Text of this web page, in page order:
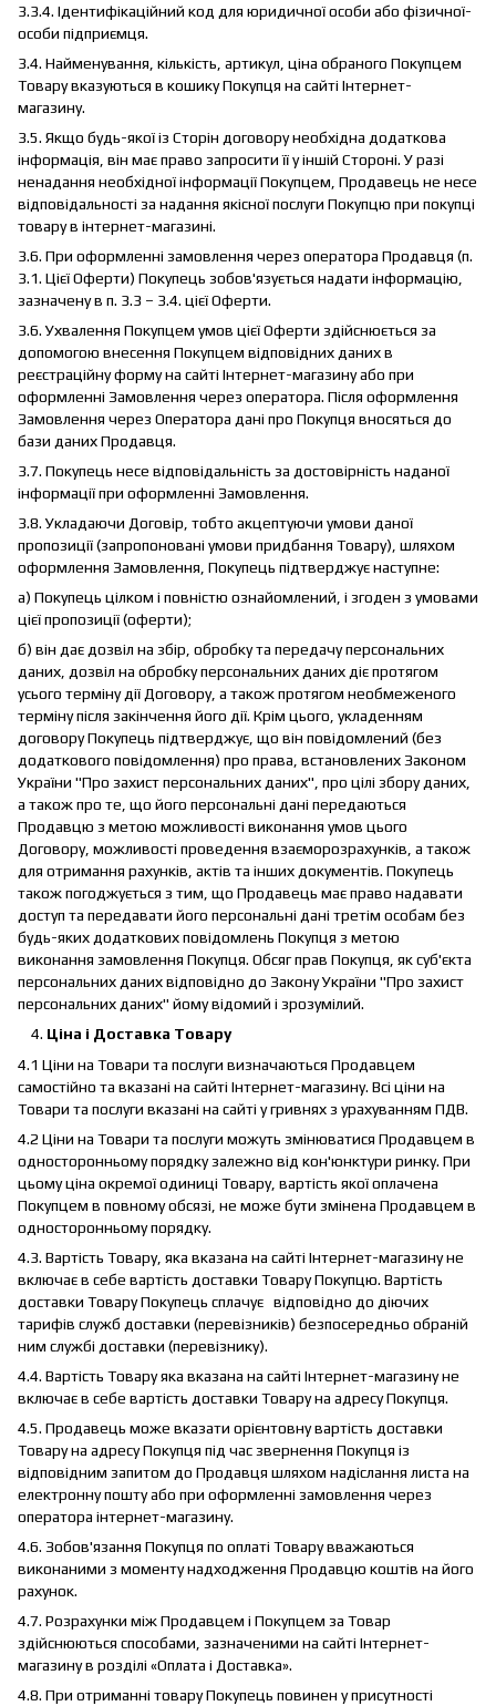
3.3.4. Ідентифікаційний код для юридичної особи або фізичної-
особи підприємця.
3.4. Найменування, кількість, артикул, ціна обраного Покупцем
Товару вказуються в кошику Покупця на сайті Інтернет-
магазину.
3.5. Якщо будь-якої із Сторін договору необхідна додаткова
інформація, він має право запросити її у іншій Стороні. У разі
ненадання необхідної інформації Покупцем, Продавець не несе
відповідальності за надання якісної послуги Покупцю при покупці
товару в інтернет-магазині.
3.6. При оформленні замовлення через оператора Продавця (п.
3.1. Цієї Оферти) Покупець зобов'язується надати інформацію,
зазначену в п. 3.3 – 3.4. цієї Оферти.
3.6. Ухвалення Покупцем умов цієї Оферти здійснюється за
допомогою внесення Покупцем відповідних даних в
реєстраційну форму на сайті Інтернет-магазину або при
оформленні Замовлення через оператора. Після оформлення
Замовлення через Оператора дані про Покупця вносяться до
бази даних Продавця.
3.7. Покупець несе відповідальність за достовірність наданої
інформації при оформленні Замовлення.
3.8. Укладаючи Договір, тобто акцептуючи умови даної
пропозиції (запропоновані умови придбання Товару), шляхом
оформлення Замовлення, Покупець підтверджує наступне:
а) Покупець цілком і повністю ознайомлений, і згоден з умовами
цієї пропозиції (оферти);
б) він дає дозвіл на збір, обробку та передачу персональних
даних, дозвіл на обробку персональних даних діє протягом
усього терміну дії Договору, а також протягом необмеженого
терміну після закінчення його дії. Крім цього, укладенням
договору Покупець підтверджує, що він повідомлений (без
додаткового повідомлення) про права, встановлених Законом
України "Про захист персональних даних", про цілі збору даних,
а також про те, що його персональні дані передаються
Продавцю з метою можливості виконання умов цього
Договору, можливості проведення взаєморозрахунків, а також
для отримання рахунків, актів та інших документів. Покупець
також погоджується з тим, що Продавець має право надавати
доступ та передавати його персональні дані третім особам без
будь-яких додаткових повідомлень Покупця з метою
виконання замовлення Покупця. Обсяг прав Покупця, як суб'єкта
персональних даних відповідно до Закону України "Про захист
персональних даних" йому відомий і зрозумілий.
Ціна і Доставка Товару
4.1 Ціни на Товари та послуги визначаються Продавцем
самостійно та вказані на сайті Інтернет-магазину. Всі ціни на
Товари та послуги вказані на сайті у гривнях з урахуванням ПДВ.
4.2 Ціни на Товари та послуги можуть змінюватися Продавцем в
односторонньому порядку залежно від кон'юнктури ринку. При
цьому ціна окремої одиниці Товару, вартість якої оплачена
Покупцем в повному обсязі, не може бути змінена Продавцем в
односторонньому порядку.
4.3. Вартість Товару, яка вказана на сайті Інтернет-магазину не
включає в себе вартість доставки Товару Покупцю. Вартість
доставки Товару Покупець сплачує відповідно до діючих
тарифів служб доставки (перевізників) безпосередньо обраній
ним службі доставки (перевізнику).
4.4. Вартість Товару яка вказана на сайті Інтернет-магазину не
включає в себе вартість доставки Товару на адресу Покупця.
4.5. Продавець може вказати орієнтовну вартість доставки
Товару на адресу Покупця під час звернення Покупця із
відповідним запитом до Продавця шляхом надіслання листа на
електронну пошту або при оформленні замовлення через
оператора інтернет-магазину.
4.6. Зобов'язання Покупця по оплаті Товару вважаються
виконаними з моменту надходження Продавцю коштів на його
рахунок.
4.7. Розрахунки між Продавцем і Покупцем за Товар
здійснюються способами, зазначеними на сайті Інтернет-
магазину в розділі «Оплата і Доставка».
4.8. При отриманні товару Покупець повинен у присутності